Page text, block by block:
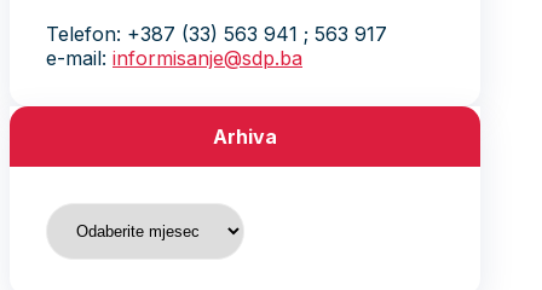
Telefon: +387 (33) 563 941 ; 563 917
e-mail: informisanje@sdp.ba
Arhiva
Arhiva